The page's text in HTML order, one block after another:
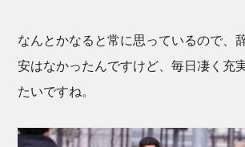
なんとかなると常に思っているので、
安はなかったんですけど、毎日凄く充
たいですね。